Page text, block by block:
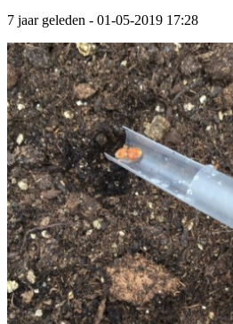
7 jaar geleden - 01-05-2019 17:28